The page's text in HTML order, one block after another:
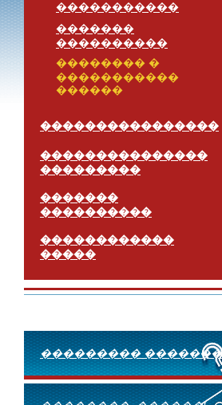
�����������
�������
����������
�������� �
�����������
������
����������������
���������������
���������
�������
����������
������������
�����
��������� �������